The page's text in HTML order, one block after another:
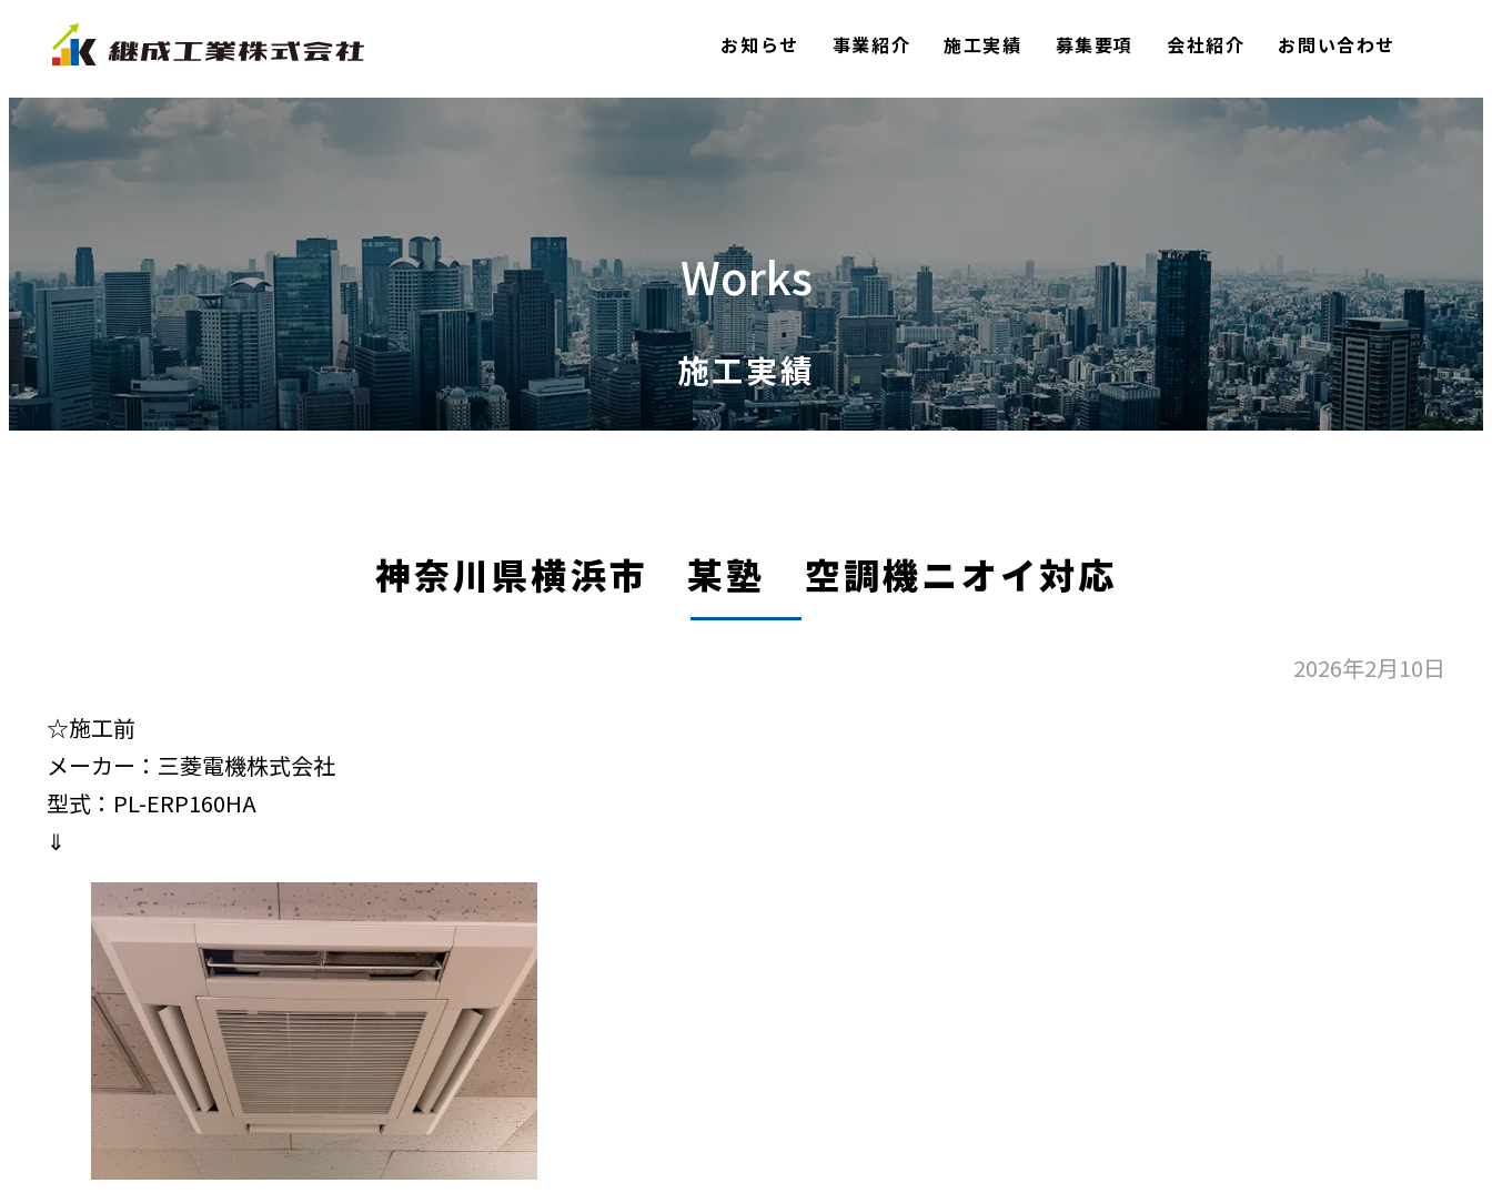
お知らせ 事業紹介 施工実績 募集要項 会社紹介 お問い合わせ
Works
施工実績
神奈川県横浜市 某塾 空調機ニオイ対応
2026年2月10日
☆施工前
メーカー：三菱電機株式会社
型式：PL-ERP160HA
⇓